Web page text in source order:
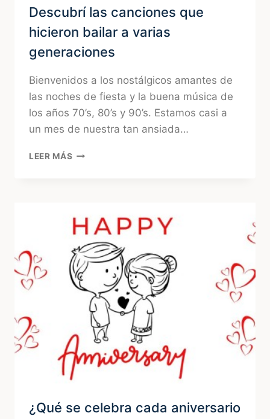
Descubrí las canciones que
hicieron bailar a varias
generaciones
Bienvenidos a los nostálgicos amantes de
las noches de fiesta y la buena música de
los años 70’s, 80’s y 90’s. Estamos casi a
un mes de nuestra tan ansiada…
LEER MÁS NOCHE
LAS
CANCIONES
QUE
HICIERON
BAILAR
A
VARIAS
GENERACIONES
¿Qué se celebra cada aniversario